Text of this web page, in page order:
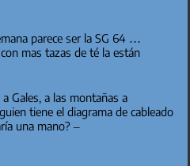
parece ser la SG 64 …
mas tazas de té la están
Gales, a las montañas a
tiene el diagrama de cableado
una mano? –